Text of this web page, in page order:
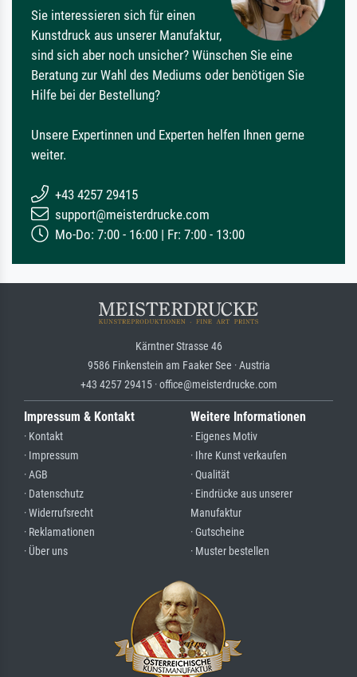
Sie interessieren sich für einen
Kunstdruck aus unserer Manufaktur,
sind sich aber noch unsicher? Wünschen Sie eine
Beratung zur Wahl des Mediums oder benötigen Sie
Hilfe bei der Bestellung?
Unsere Expertinnen und Experten helfen Ihnen gerne
weiter.
+43 4257 29415
support@meisterdrucke.com
Mo-Do: 7:00 - 16:00 | Fr: 7:00 - 13:00
Kärntner Strasse 46
9586 Finkenstein am Faaker See · Austria
+43 4257 29415 · office@meisterdrucke.com
Impressum & Kontakt
· Kontakt
· Impressum
· AGB
· Datenschutz
· Widerrufsrecht
· Reklamationen
· Über uns
Weitere Informationen
· Eigenes Motiv
· Ihre Kunst verkaufen
· Qualität
· Eindrücke aus unserer
Manufaktur
· Gutscheine
· Muster bestellen